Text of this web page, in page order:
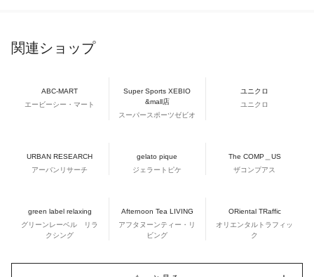
関連ショップ
ABC-MART
エービーシー・マート
Super Sports XEBIO
&mall店
スーパースポーツゼビオ
ユニクロ
ユニクロ
URBAN RESEARCH
アーバンリサーチ
gelato pique
ジェラートピケ
The COMP＿US
ザコンプアス
green label relaxing
グリーンレーベル リラ
クシング
Afternoon Tea LIVING
アフタヌーンティー・リ
ビング
ORiental TRaffic
オリエンタルトラフィッ
ク